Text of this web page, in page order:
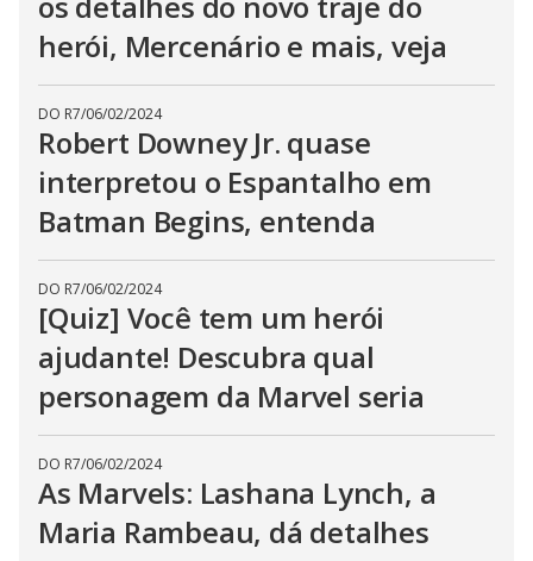
herói, Mercenário e mais, veja
DO R7/06/02/2024
Robert Downey Jr. quase
interpretou o Espantalho em
Batman Begins, entenda
DO R7/06/02/2024
[Quiz] Você tem um herói
ajudante! Descubra qual
personagem da Marvel seria
DO R7/06/02/2024
As Marvels: Lashana Lynch, a
Maria Rambeau, dá detalhes